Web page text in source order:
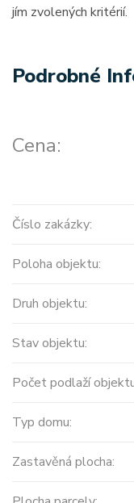
jím zvolených kritérií.
Podrobné
Cena:
Číslo zakázky:
Poloha objektu:
Druh objektu:
Stav objektu:
Počet podlaží
Typ domu:
Zastavěná plocha: